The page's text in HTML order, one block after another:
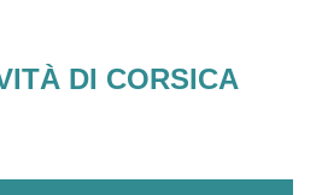
DI CORSICA